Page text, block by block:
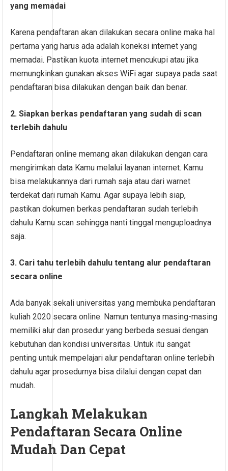
yang memadai
Karena pendaftaran akan dilakukan secara online maka hal
pertama yang harus ada adalah koneksi internet yang
memadai. Pastikan kuota internet mencukupi atau jika
memungkinkan gunakan akses WiFi agar supaya pada saat
pendaftaran bisa dilakukan dengan baik dan benar.
2. Siapkan berkas pendaftaran yang sudah di scan
terlebih dahulu
Pendaftaran online memang akan dilakukan dengan cara
mengirimkan data Kamu melalui layanan internet. Kamu
bisa melakukannya dari rumah saja atau dari warnet
terdekat dari rumah Kamu. Agar supaya lebih siap,
pastikan dokumen berkas pendaftaran sudah terlebih
dahulu Kamu scan sehingga nanti tinggal menguploadnya
saja.
3. Cari tahu terlebih dahulu tentang alur pendaftaran
secara online
Ada banyak sekali universitas yang membuka pendaftaran
kuliah 2020 secara online. Namun tentunya masing-masing
memiliki alur dan prosedur yang berbeda sesuai dengan
kebutuhan dan kondisi universitas. Untuk itu sangat
penting untuk mempelajari alur pendaftaran online terlebih
dahulu agar prosedurnya bisa dilalui dengan cepat dan
mudah.
Langkah Melakukan
Pendaftaran Secara Online
Mudah Dan Cepat